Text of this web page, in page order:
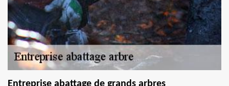
Entreprise abattage de grands arbres